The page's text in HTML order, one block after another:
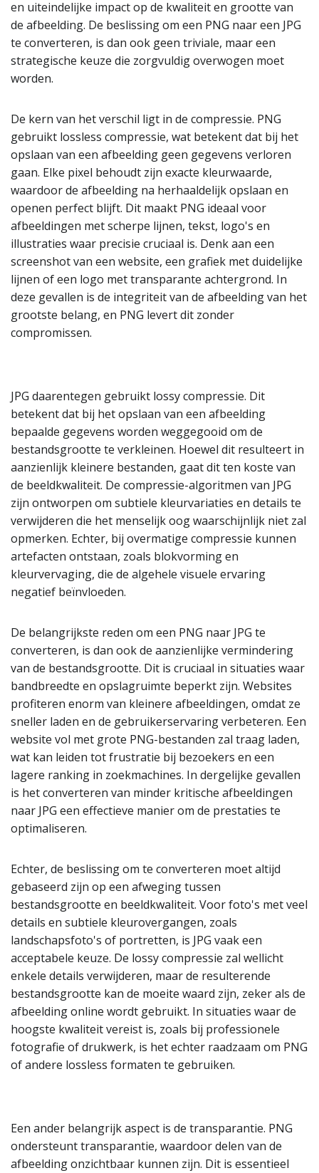
en uiteindelijke impact op de kwaliteit en grootte van
de afbeelding. De beslissing om een PNG naar een JPG
te converteren, is dan ook geen triviale, maar een
strategische keuze die zorgvuldig overwogen moet
worden.
De kern van het verschil ligt in de compressie. PNG
gebruikt lossless compressie, wat betekent dat bij het
opslaan van een afbeelding geen gegevens verloren
gaan. Elke pixel behoudt zijn exacte kleurwaarde,
waardoor de afbeelding na herhaaldelijk opslaan en
openen perfect blijft. Dit maakt PNG ideaal voor
afbeeldingen met scherpe lijnen, tekst, logo's en
illustraties waar precisie cruciaal is. Denk aan een
screenshot van een website, een grafiek met duidelijke
lijnen of een logo met transparante achtergrond. In
deze gevallen is de integriteit van de afbeelding van het
grootste belang, en PNG levert dit zonder
compromissen.
JPG daarentegen gebruikt lossy compressie. Dit
betekent dat bij het opslaan van een afbeelding
bepaalde gegevens worden weggegooid om de
bestandsgrootte te verkleinen. Hoewel dit resulteert in
aanzienlijk kleinere bestanden, gaat dit ten koste van
de beeldkwaliteit. De compressie-algoritmen van JPG
zijn ontworpen om subtiele kleurvariaties en details te
verwijderen die het menselijk oog waarschijnlijk niet zal
opmerken. Echter, bij overmatige compressie kunnen
artefacten ontstaan, zoals blokvorming en
kleurvervaging, die de algehele visuele ervaring
negatief beïnvloeden.
De belangrijkste reden om een PNG naar JPG te
converteren, is dan ook de aanzienlijke vermindering
van de bestandsgrootte. Dit is cruciaal in situaties waar
bandbreedte en opslagruimte beperkt zijn. Websites
profiteren enorm van kleinere afbeeldingen, omdat ze
sneller laden en de gebruikerservaring verbeteren. Een
website vol met grote PNG-bestanden zal traag laden,
wat kan leiden tot frustratie bij bezoekers en een
lagere ranking in zoekmachines. In dergelijke gevallen
is het converteren van minder kritische afbeeldingen
naar JPG een effectieve manier om de prestaties te
optimaliseren.
Echter, de beslissing om te converteren moet altijd
gebaseerd zijn op een afweging tussen
bestandsgrootte en beeldkwaliteit. Voor foto's met veel
details en subtiele kleurovergangen, zoals
landschapsfoto's of portretten, is JPG vaak een
acceptabele keuze. De lossy compressie zal wellicht
enkele details verwijderen, maar de resulterende
bestandsgrootte kan de moeite waard zijn, zeker als de
afbeelding online wordt gebruikt. In situaties waar de
hoogste kwaliteit vereist is, zoals bij professionele
fotografie of drukwerk, is het echter raadzaam om PNG
of andere lossless formaten te gebruiken.
Een ander belangrijk aspect is de transparantie. PNG
ondersteunt transparantie, waardoor delen van de
afbeelding onzichtbaar kunnen zijn. Dit is essentieel